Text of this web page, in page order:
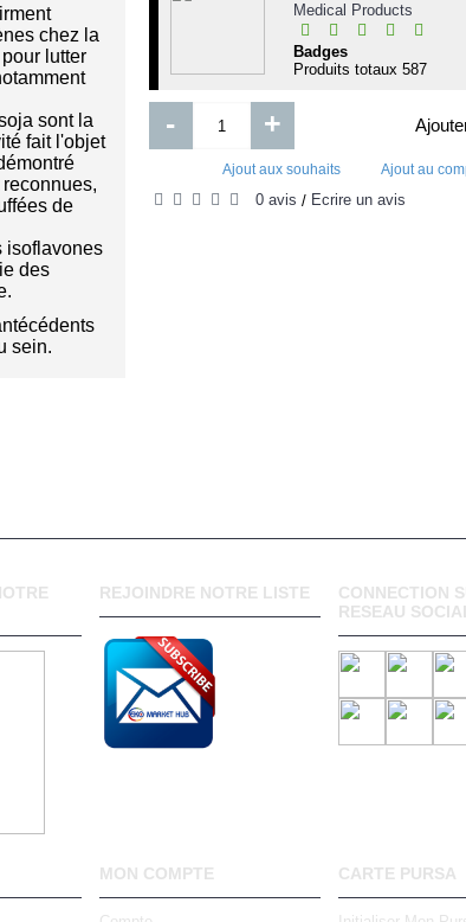
chez la
lutter
sont la
fait l'objet
de
isoflavones
des
sein.
Medical Products
Badges
Produits totaux 587
- +
Ajout aux souhaits Ajout au
0 avis / Écrire un avis
REJOINDRE NOTRE LISTE
CONNECTION
RESEAU SOCIAL
MON COMPTE CARTE PURSA